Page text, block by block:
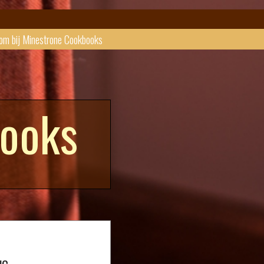
bij Minestrone Cookbooks